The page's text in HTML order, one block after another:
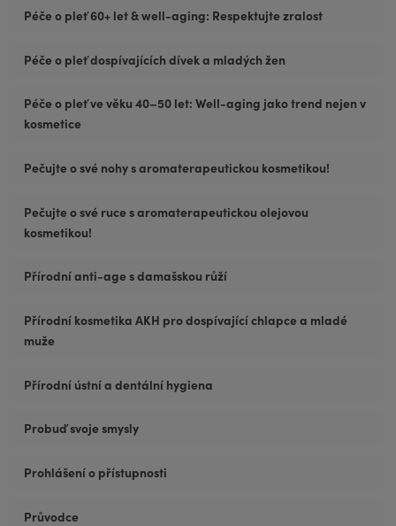
Péče o pleť 60+ let & well-aging: Respektujte zralost
Péče o pleť dospívajících dívek a mladých žen
Péče o pleť ve věku 40–50 let: Well-aging jako trend nejen v
kosmetice
Pečujte o své nohy s aromaterapeutickou kosmetikou!
Pečujte o své ruce s aromaterapeutickou olejovou
kosmetikou!
Přírodní anti-age s damašskou růží
Přírodní kosmetika AKH pro dospívající chlapce a mladé
muže
Přírodní ústní a dentální hygiena
Probuď svoje smysly
Prohlášení o přístupnosti
Průvodce